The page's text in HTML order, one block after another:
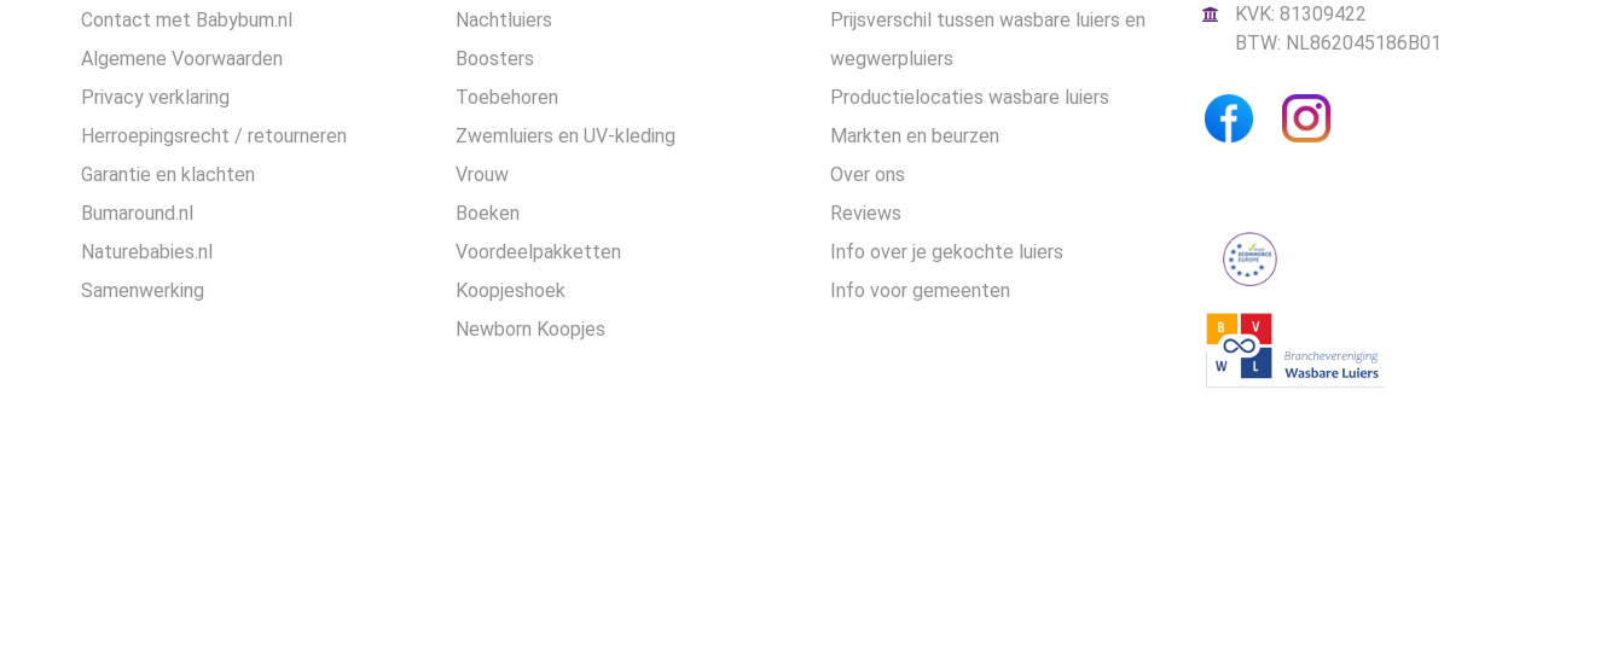
Contact met Babybum.nl
Algemene Voorwaarden
Privacy verklaring
Herroepingsrecht / retourneren
Garantie en klachten
Bumaround.nl
Naturebabies.nl
Samenwerking
Nachtluiers
Boosters
Toebehoren
Zwemluiers en UV-kleding
Vrouw
Boeken
Voordeelpakketten
Koopjeshoek
Newborn Koopjes
Prijsverschil tussen wasbare luiers en
wegwerpluiers
Productielocaties wasbare luiers
Markten en beurzen
Over ons
Reviews
Info over je gekochte luiers
Info voor gemeenten
KVK: 81309422
BTW: NL862045186B01